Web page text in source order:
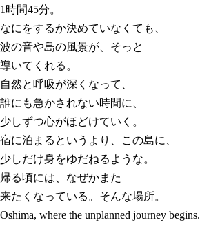
1時間45分。
なにをするか決めていなくても、
波の音や島の風景が、そっと
導いてくれる。
自然と呼吸が深くなって、
誰にも急かされない時間に、
少しずつ心がほどけていく。
宿に泊まるというより、
この島に、
少しだけ身をゆだねるような。
帰る頃には、なぜかまた
来たくなっている。そんな場所。
Oshima, where the unplanned journey begins.